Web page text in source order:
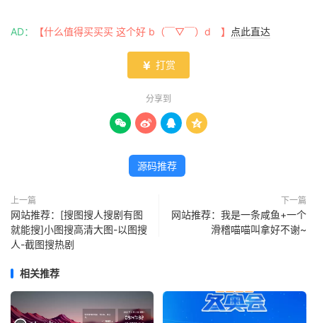
AD： 【什么值得买买买 这个好 b（￣▽￣）d 】 点此直达
 打赏
分享到
   
源码推荐
上一篇
网站推荐：[搜图搜人搜剧有图
就能搜]小图搜高清大图-以图搜
人-截图搜热剧
下一篇
网站推荐：我是一条咸鱼+一个
滑稽喵喵叫拿好不谢~
相关推荐